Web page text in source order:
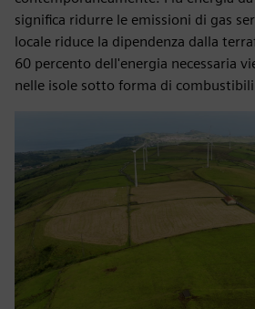
significa ridurre le emissioni di gas
locale riduce la dipendenza dalla
60 percento dell'energia necessaria
nelle isole sotto forma di